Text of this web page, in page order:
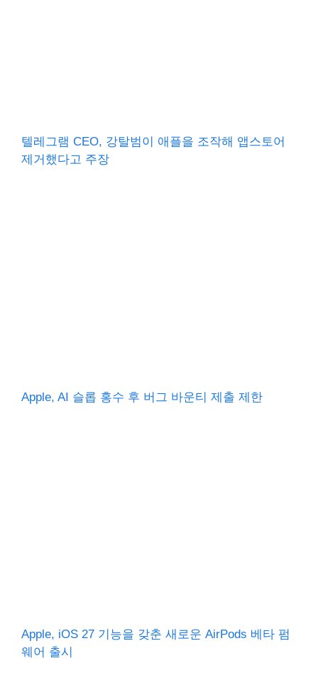
텔레그램 CEO, 강탈범이 애플을 조작해 앱스토어
제거했다고 주장
Apple, AI 슬롭 홍수 후 버그 바운티 제출 제한
Apple, iOS 27 기능을 갖춘 새로운 AirPods 베타 펌
웨어 출시